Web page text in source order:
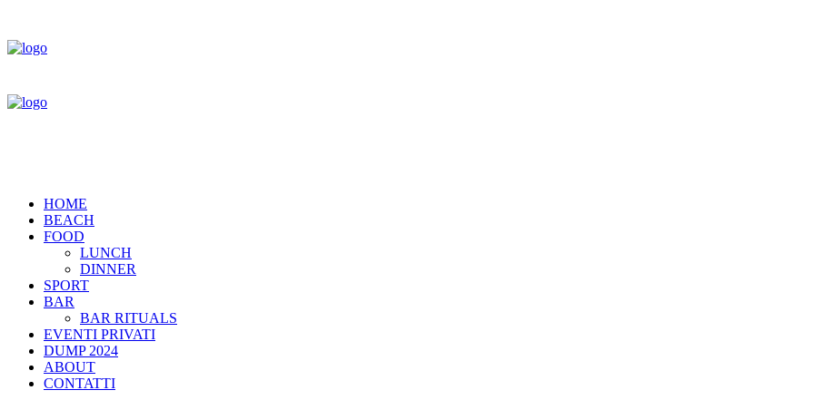
HOME
BEACH
FOOD
LUNCH
DINNER
SPORT
BAR
BAR RITUALS
EVENTI PRIVATI
DUMP 2024
ABOUT
CONTATTI